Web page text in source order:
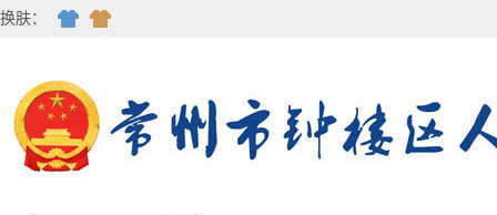
换肤：